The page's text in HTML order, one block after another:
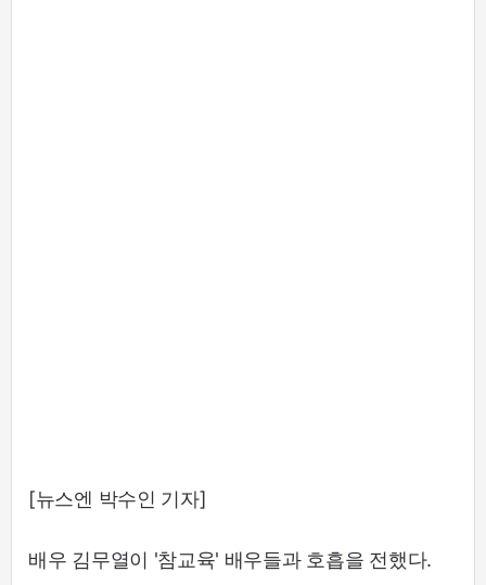
[뉴스엔 박수인 기자]
배우 김무열이 '참교육' 배우들과 호흡을 전했다.